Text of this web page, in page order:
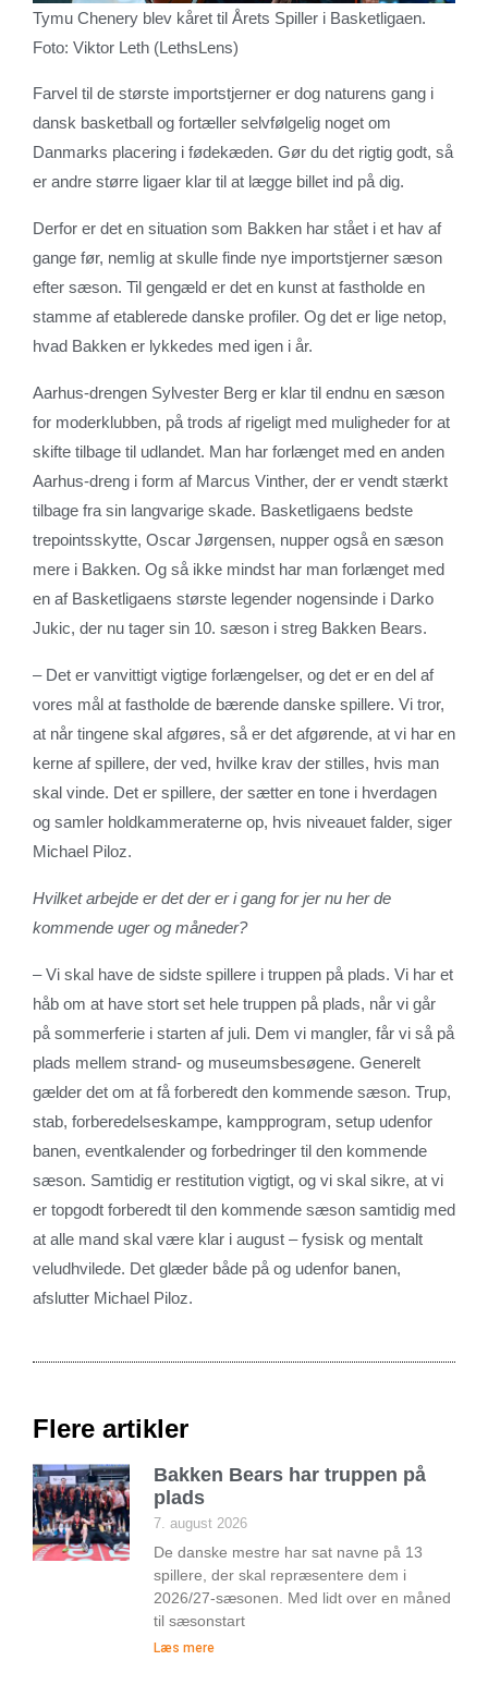
Tymu Chenery blev kåret til Årets Spiller i Basketligaen.
Foto: Viktor Leth (LethsLens)
Farvel til de største importstjerner er dog naturens gang i
dansk basketball og fortæller selvfølgelig noget om
Danmarks placering i fødekæden. Gør du det rigtig godt, så
er andre større ligaer klar til at lægge billet ind på dig.
Derfor er det en situation som Bakken har stået i et hav af
gange før, nemlig at skulle finde nye importstjerner sæson
efter sæson. Til gengæld er det en kunst at fastholde en
stamme af etablerede danske profiler. Og det er lige netop,
hvad Bakken er lykkedes med igen i år.
Aarhus-drengen Sylvester Berg er klar til endnu en sæson
for moderklubben, på trods af rigeligt med muligheder for at
skifte tilbage til udlandet. Man har forlænget med en anden
Aarhus-dreng i form af Marcus Vinther, der er vendt stærkt
tilbage fra sin langvarige skade. Basketligaens bedste
trepointsskytte, Oscar Jørgensen, nupper også en sæson
mere i Bakken. Og så ikke mindst har man forlænget med
en af Basketligaens største legender nogensinde i Darko
Jukic, der nu tager sin 10. sæson i streg Bakken Bears.
– Det er vanvittigt vigtige forlængelser, og det er en del af
vores mål at fastholde de bærende danske spillere. Vi tror,
at når tingene skal afgøres, så er det afgørende, at vi har en
kerne af spillere, der ved, hvilke krav der stilles, hvis man
skal vinde. Det er spillere, der sætter en tone i hverdagen
og samler holdkammeraterne op, hvis niveauet falder, siger
Michael Piloz.
Hvilket arbejde er det der er i gang for jer nu her de
kommende uger og måneder?
– Vi skal have de sidste spillere i truppen på plads. Vi har et
håb om at have stort set hele truppen på plads, når vi går
på sommerferie i starten af juli. Dem vi mangler, får vi så på
plads mellem strand- og museumsbesøgene. Generelt
gælder det om at få forberedt den kommende sæson. Trup,
stab, forberedelseskampe, kampprogram, setup udenfor
banen, eventkalender og forbedringer til den kommende
sæson. Samtidig er restitution vigtigt, og vi skal sikre, at vi
er topgodt forberedt til den kommende sæson samtidig med
at alle mand skal være klar i august – fysisk og mentalt
veludhvilede. Det glæder både på og udenfor banen,
afslutter Michael Piloz.
Flere artikler
Bakken Bears har truppen på
plads
7. august 2026
De danske mestre har sat navne på 13
spillere, der skal repræsentere dem i
2026/27-sæsonen. Med lidt over en måned
til sæsonstart
Læs mere